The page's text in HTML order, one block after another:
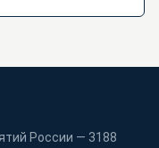
России — 3188